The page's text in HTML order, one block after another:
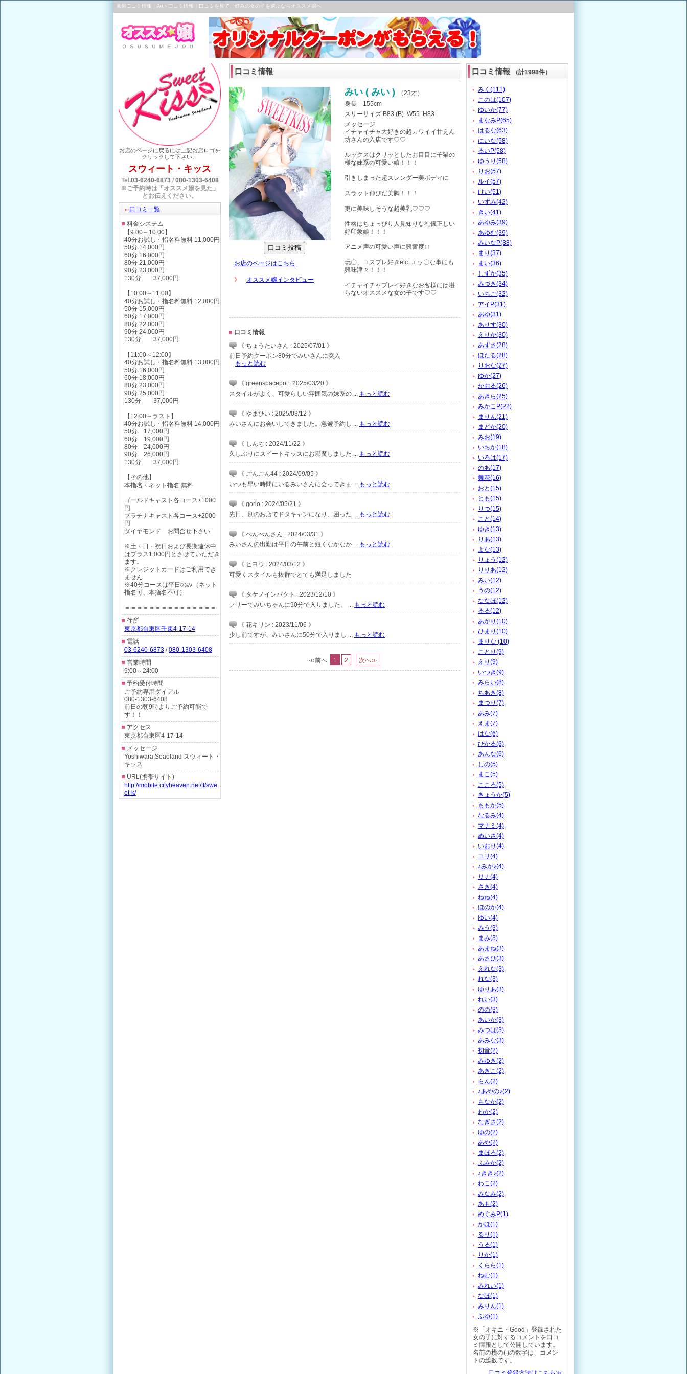
風俗口コミ情報 | みい 口コミ情報｜口コミを見て、好みの女の子を選ぶならオススメ嬢へ
口コミ情報
お店のページはこちら
》 オススメ嬢インタビュー
みい ( みい ) （23才）
身長 155cm
スリーサイズ B83 (B) .W55 .H83
メッセージ
イチャイチャ大好きの超カワイイ甘えん
坊さんの入店です♡♡
ルックスはクリッとしたお目目に子猫の
様な妹系の可愛い娘！！！
引きしまった超スレンダー美ボディに
スラット伸びだ美脚！！！
更に美味しそうな超美乳♡♡♡
性格はちょっぴり人見知りな礼儀正しい
好印象娘！！！
アニメ声の可愛い声に興奮度↑↑
玩〇、コスプレ好きetc..エッ〇な事にも
興味津々！！！
イチャイチャプレイ好きなお客様には堪
らないオススメな女の子です♡♡
口コミ情報
《 ちょうたいさん : 2025/07/01 》
前日予約クーポン80分でみいさんに突入
... もっと読む
《 greenspacepot : 2025/03/20 》
スタイルがよく、可愛らしい雰囲気の妹系の ... もっと読む
《 やまひい : 2025/03/12 》
みいさんにお会いしてきました。急遽予約し ... もっと読む
《 しんぢ : 2024/11/22 》
久しぶりにスイートキッスにお邪魔しました ... もっと読む
《 ごんごん44 : 2024/09/05 》
いつも早い時間にいるみいさんに会ってきま ... もっと読む
《 gorio : 2024/05/21 》
先日、別のお店でドタキャンになり、困った ... もっと読む
《 ぺんぺんさん : 2024/03/31 》
みいさんの出勤は平日の午前と短くなかなか ... もっと読む
《 ヒヨウ : 2024/03/12 》
可愛くスタイルも抜群でとても満足しました
《 タケノインパクト : 2023/12/10 》
フリーでみいちゃんに90分で入りました。 ... もっと読む
《 花キリン : 2023/11/06 》
少し前ですが、みいさんに50分で入りまし ... もっと読む
≪前へ 1 2 次へ≫
口コミ情報 （計1998件）
みく(111)
このは(107)
ゆいか(77)
まなみP(65)
はるな(63)
にいな(58)
るいP(58)
ゆうり(58)
りお(57)
ルイ(57)
けい(51)
いずみ(42)
きい(41)
あゆみ(39)
あゆむ(39)
みいなP(38)
まり(37)
まい(36)
しずか(35)
みづき(34)
いちご(32)
アイP(31)
あゆ(31)
ありす(30)
えりか(30)
あずさ(28)
ほたる(28)
りおな(27)
ゆか(27)
かおる(26)
あきら(25)
みかこP(22)
まりん(21)
まどか(20)
みお(19)
いちか(18)
いろは(17)
のあ(17)
舞花(16)
おと(15)
とも(15)
りつ(15)
こと(14)
ゆき(13)
りあ(13)
よな(13)
りょう(12)
りりあ(12)
みい(12)
うの(12)
ななほ(12)
るる(12)
あかり(10)
ひまり(10)
まりな (10)
ことり(9)
えり(9)
いつき(9)
みらい(8)
ちあき(8)
まつり(7)
あみ(7)
えま(7)
はな(6)
ひかる(6)
あんな(6)
しの(5)
まこ(5)
こころ(5)
きょうか(5)
ももか(5)
なるみ(4)
マナミ(4)
めいさ(4)
いおり(4)
ユリ(4)
♪みか♪(4)
サナ(4)
さき(4)
ねね(4)
ほのか(4)
ゆい(4)
みう(3)
まみ(3)
あまね(3)
あさひ(3)
えれな(3)
れな(3)
ゆりあ(3)
れい(3)
のの(3)
あいか(3)
みつば(3)
あみな(3)
初音(2)
みゆき(2)
あきこ(2)
らん(2)
♪あやの♪(2)
もなか(2)
わか(2)
なぎさ(2)
ゆの(2)
あや(2)
まほろ(2)
ふみか(2)
♪きき♪(2)
わこ(2)
みなみ(2)
あも(2)
めぐみP(1)
かほ(1)
るり(1)
うる(1)
りか(1)
くらら(1)
ねむ(1)
みれい(1)
なほ(1)
みりん(1)
ふゆ(1)
※「オキニ・Good」登録された
女の子に対するコメントを口コ
ミ情報として公開しています。
名前の横の( )の数字は、コメン
トの総数です。
お店のページに戻るには上記お店ロゴを
クリックして下さい。
スウィート・キッス
Tel.03-6240-6873/ 080-1303-6408
※ご予約時は「オススメ嬢を見た」
とお伝えください。
口コミ一覧
料金システム
【9:00～10:00】
40分お試し・指名料無料 11,000円
50分 14,000円
60分 16,000円
80分 21,000円
90分 23,000円
130分 37,000円
【10:00～11:00】
40分お試し・指名料無料 12,000円
50分 15,000円
60分 17,000円
80分 22,000円
90分 24,000円
130分 37,000円
【11:00～12:00】
40分お試し・指名料無料 13,000円
50分 16,000円
60分 18,000円
80分 23,000円
90分 25,000円
130分 37,000円
【12:00～ラスト】
40分お試し・指名料無料 14,000円
50分 17,000円
60分 19,000円
80分 24,000円
90分 26,000円
130分 37,000円
【その他】
本指名・ネット指名 無料
ゴールドキャスト各コース+1000
円
プラチナキャスト各コース+2000
円
ダイヤモンド お問合せ下さい
※土・日・祝日および長期連休中
はプラス1,000円とさせていただき
ます。
※クレジットカードはご利用でき
ません
※40分コースは平日のみ（ネット
指名可、本指名不可）
＝＝＝＝＝＝＝＝＝＝＝＝＝＝＝
住所
東京都台東区千束4-17-14
電話
03-6240-6873 /080-1303-6408
営業時間
9:00～24:00
予約受付時間
ご予約専用ダイアル
080-1303-6408
前日の朝9時よりご予約可能で
す！！
アクセス
東京都台東区4-17-14
メッセージ
Yoshiwara Soaoland スウィート・
キッス
URL(携帯サイト)
http://mobile.cityheaven.net/tt/swe
et-k/